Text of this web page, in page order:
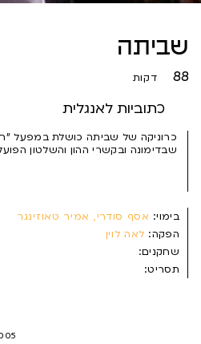
שביתה
88 דקות
כתוביות לאנגלית
בימוי: אסף סודרי, אמיר טאוזינגר
הפקה: לאה לוין
שחקנים:
תסריט:
כרוניקה של שביתה כושלת במפעל
שבדימונה ובקשרי ההון והשלטון